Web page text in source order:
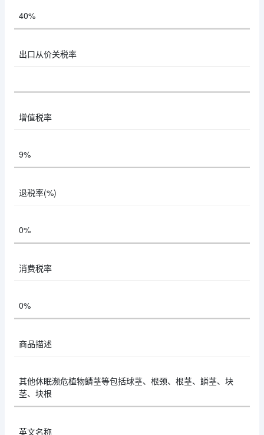
40%
出口从价关税率
增值税率
9%
退税率(%)
0%
消费税率
0%
商品描述
其他休眠濒危植物鳞茎等包括球茎、根颈、根茎、鳞茎、块
茎、块根
英文名称